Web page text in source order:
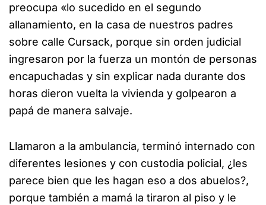
preocupa «lo sucedido en el segundo
allanamiento, en la casa de nuestros padres
sobre calle Cursack, porque sin orden judicial
ingresaron por la fuerza un montón de personas
encapuchadas y sin explicar nada durante dos
horas dieron vuelta la vivienda y golpearon a
papá de manera salvaje.
Llamaron a la ambulancia, terminó internado con
diferentes lesiones y con custodia policial, ¿les
parece bien que les hagan eso a dos abuelos?,
porque también a mamá la tiraron al piso y le